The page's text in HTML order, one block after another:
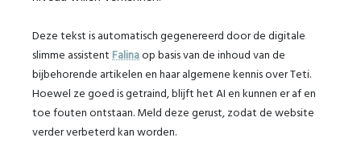
Deze tekst is automatisch gegenereerd door de digitale
slimme assistentFalinaop basis van de inhoud van de
bijbehorende artikelen en haar algemene kennis over Teti.
Hoewel ze goed is getraind, blijft het AI en kunnen er af en
toe fouten ontstaan. Meld deze gerust, zodat de website
verder verbeterd kan worden.